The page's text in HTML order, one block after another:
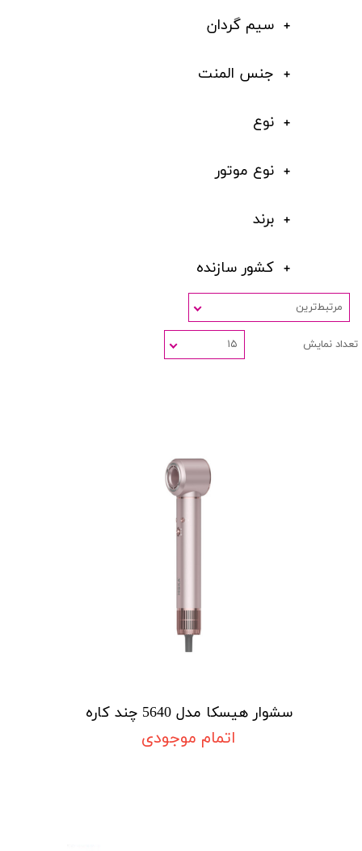
سیم گردان
جنس المنت
نوع
نوع موتور
برند
کشور سازنده
مرتبط‌ترین
تعداد نمایش ۱۵
سشوار هیسکا مدل 5640 چند کاره
اتمام موجودی